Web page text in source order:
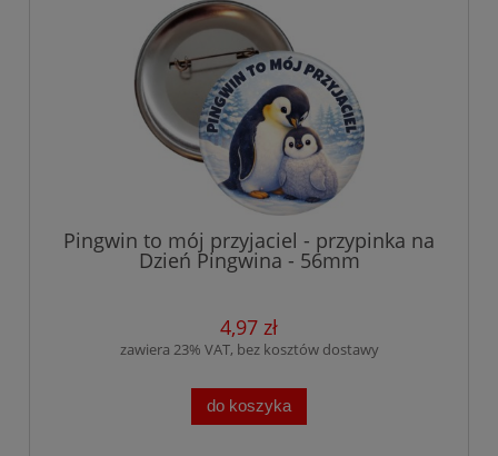
Pingwin to mój przyjaciel - przypinka na
Dzień Pingwina - 56mm
4,97 zł
zawiera 23% VAT, bez kosztów dostawy
do koszyka